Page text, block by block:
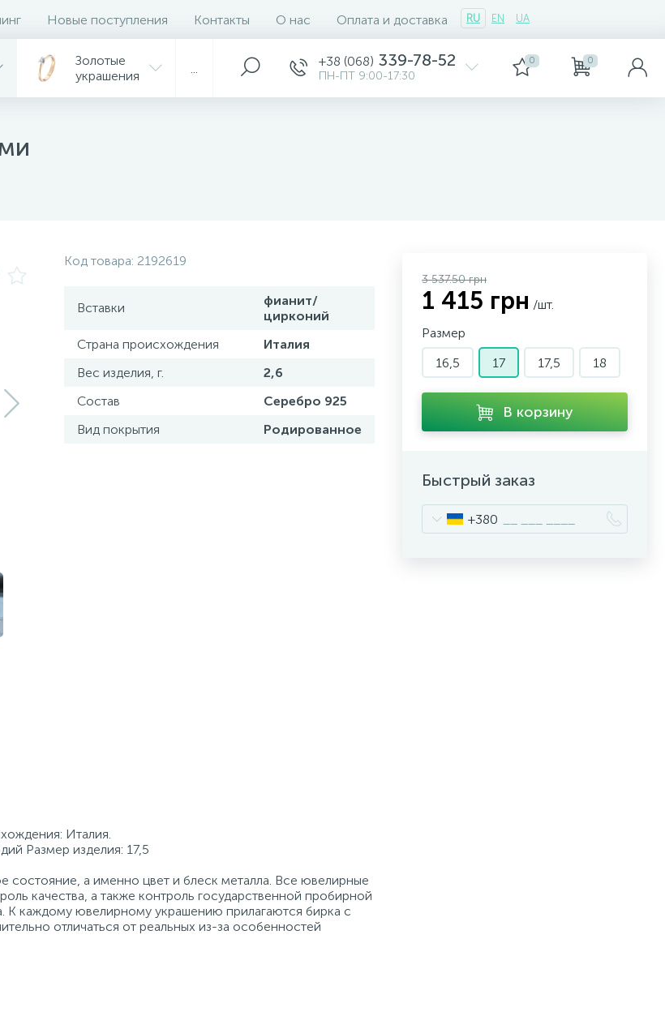
Новые поступления Контакты О нас Оплата и доставка RU EN UA
Золотые
украшения
+38 (068) 339-78-52
ПН-ПТ 9:00-17:30
0 0
Код товара: 2192619
Вставки
фианит/
цирконий
Страна происхождения
Италия
Вес изделия, г.
2,6
Состав
Серебро 925
Вид покрытия
Родированное
Италия.
Размер изделия: 17,5
а именно цвет и блеск металла. Все ювелирные
качества, а также контроль государственной пробирной
К каждому ювелирному украшению прилагаются бирка с
отличаться от реальных из-за особенностей
3 537.50 грн
1 415 грн /шт.
Размер
16,5
17 17,5 18
В корзину
Быстрый заказ
+380